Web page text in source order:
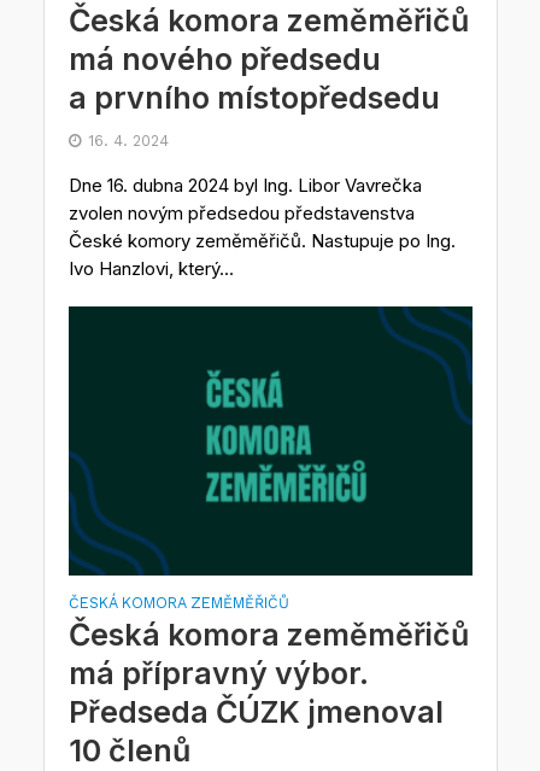
Česká komora zeměměřičů
má nového předsedu
a prvního místopředsedu
16. 4. 2024
Dne 16. dubna 2024 byl Ing. Libor Vavrečka
zvolen novým předsedou představenstva
České komory zeměměřičů. Nastupuje po Ing.
Ivo Hanzlovi, který...
ČESKÁ KOMORA ZEMĚMĚŘIČŮ
Česká komora zeměměřičů
má přípravný výbor.
Předseda ČÚZK jmenoval
10 členů